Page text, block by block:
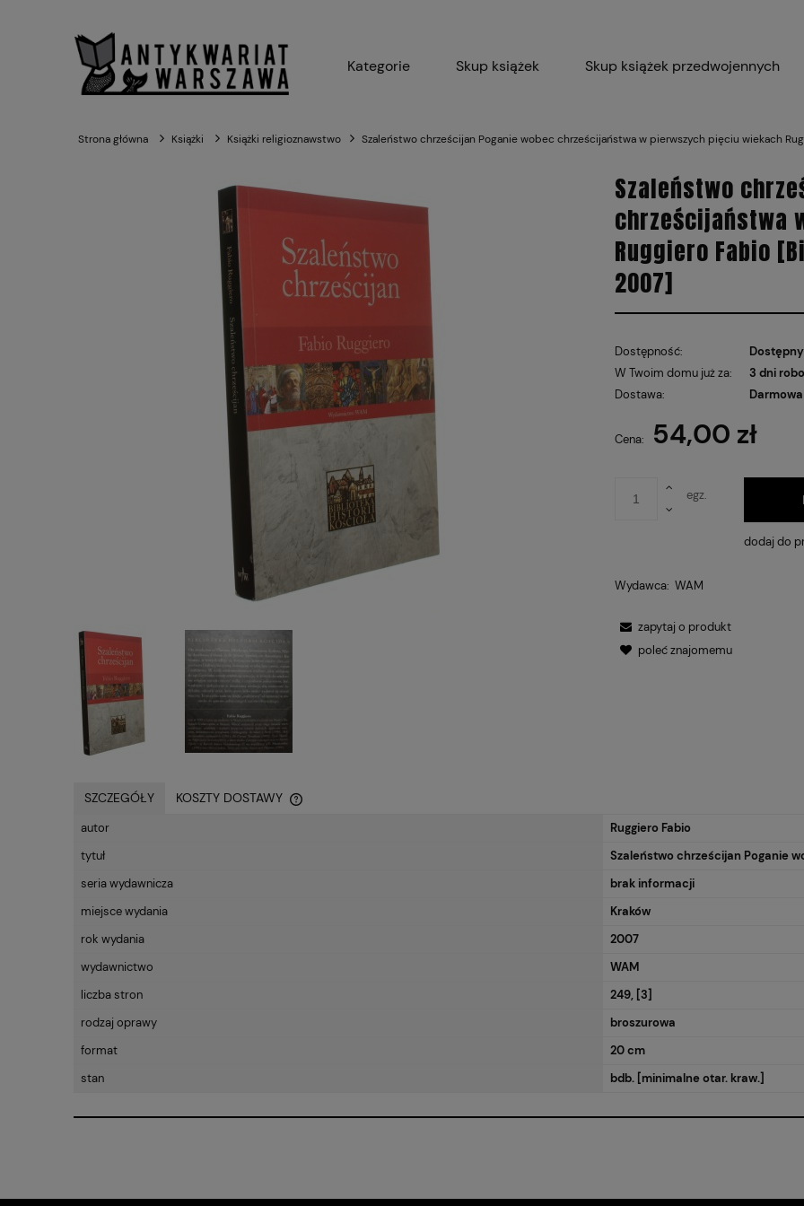
Kategorie Skup książek Skup książek przedwojennych
Strona główna Książki Książki religioznawstwo Szaleństwo chrześcijan Poganie wobec chrześcijaństwa w pierwszych pięciu wiekach
Szaleństwo
chrześcijaństwa
Ruggiero Fabio
2007]
Dostępność:
W Twoim domu już za:
3 dni
Dostawa:
Cena nie
Cena: 54,00 zł
egz.
dodaj do
Wydawca: WAM
zapytaj o produkt
poleć znajomemu
SZCZEGÓŁY KOSZTY DOSTAWY
autor
Ruggiero Fabio
tytuł
Szaleństwo chrześcijan Poganie
seria wydawnicza
brak informacji
miejsce wydania
Kraków
rok wydania
2007
wydawnictwo
WAM
liczba stron
249, [3]
rodzaj oprawy
broszurowa
format
20 cm
stan
bdb. [minimalne otar. kraw.]